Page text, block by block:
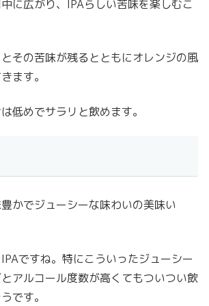
に広がり、IPAらしい苦味を楽しむこ
その苦味が残るとともにオレンジの風
ます。
低めでサラリと飲めます。
かでジューシーな味わいの美味い
ですね。特にこういったジューシー
アルコール度数が高くてもついつい飲
です。